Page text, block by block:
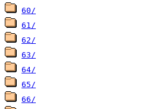
60/
61/
62/
63/
64/
65/
66/